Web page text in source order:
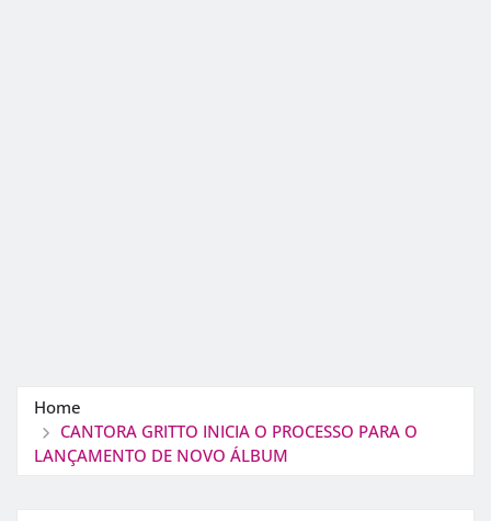
Home
CANTORA GRITTO INICIA O PROCESSO PARA O
LANÇAMENTO DE NOVO ÁLBUM